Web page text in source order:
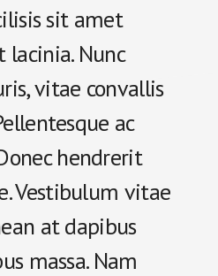
sit amet
Nunc
vitae convallis
ac
hendrerit
Vestibulum vitae
at dapibus
massa. Nam